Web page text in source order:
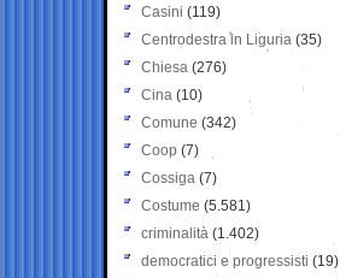
Casini (119)
Centrodestra in Liguria (35)
Chiesa (276)
Cina (10)
Comune (342)
Coop (7)
Cossiga (7)
Costume (5.581)
criminalità (1.402)
democratici e progressisti (19)